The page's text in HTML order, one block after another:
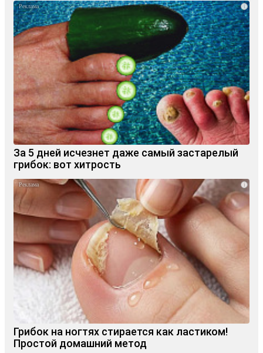
i
За 5 дней исчезнет даже самый застарелый
грибок: вот хитрость
i
Грибок на ногтях стирается как ластиком!
Простой домашний метод